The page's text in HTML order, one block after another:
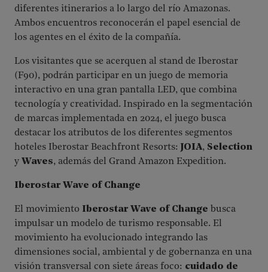
diferentes itinerarios a lo largo del río Amazonas.
Ambos encuentros reconocerán el papel esencial de
los agentes en el éxito de la compañía.
Los visitantes que se acerquen al stand de Iberostar
(F90), podrán participar en un juego de memoria
interactivo en una gran pantalla LED, que combina
tecnología y creatividad. Inspirado en la segmentación
de marcas implementada en 2024, el juego busca
destacar los atributos de los diferentes segmentos
hoteles Iberostar Beachfront Resorts:
JOIA, Selection
y Waves, además del Grand Amazon Expedition.
Iberostar Wave of Change
El movimiento Iberostar Wave of Change busca
impulsar un modelo de turismo responsable. El
movimiento ha evolucionado integrando las
dimensiones social, ambiental y de gobernanza en una
visión transversal con siete áreas foco: cuidado de